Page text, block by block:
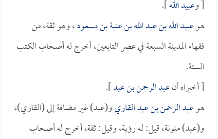
[ وعبيد الله].
هوعبيد الله بن عبد الله بن عتبة بن مسعود، وهو ثقة، من
فقهاء المدينة السبعة في عصر التابعين، أخرج له أصحاب الكتب
الستة.
[ أخبراه أنعبد الرحمن بن عبد].
هوعبد الرحمن بن عبد القاريو(عبد) غير مضافة إلى (القاري)،
و(عبد) منونة، قيل: له رؤية، وقيل: ثقة، أخرج له أصحاب